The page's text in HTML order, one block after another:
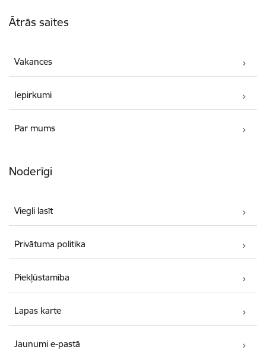
Ātrās saites
Vakances
Iepirkumi
Par mums
Noderīgi
Viegli lasīt
Privātuma politika
Piekļūstamība
Lapas karte
Jaunumi e-pastā